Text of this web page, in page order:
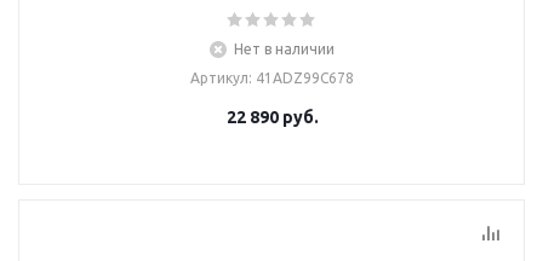
Нет в наличии
Артикул: 41ADZ99C678
22 890руб.